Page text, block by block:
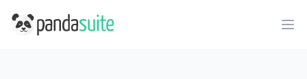
PandaSuite